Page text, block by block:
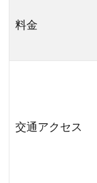
料金
交通アクセス